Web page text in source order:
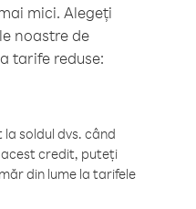
mici. Alegeți
noastre de
tarife reduse:
soldul dvs. când
credit, puteți
din lume la tarifele